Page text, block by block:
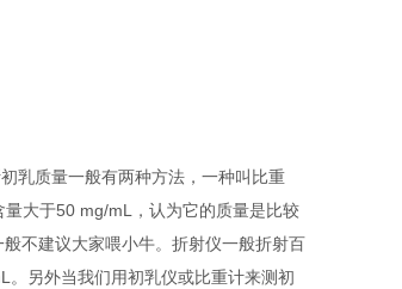
乳质量一般有两种方法，一种叫比重
量大于50 mg/mL
，认为它的质量是比较
不建议大家喂小牛。折射仪一般折射百
。另外当我们用初乳仪或比重计来测初